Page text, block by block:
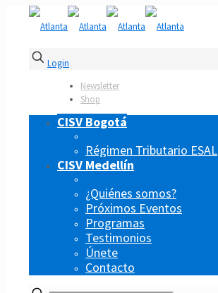
Login
Newsletter
Shop
CISV Bogotá
Régimen Tributario ESAL
CISV Medellín
¿Quiénes somos?
Próximos Eventos
Programas
Testimonios
Únete
Contacto